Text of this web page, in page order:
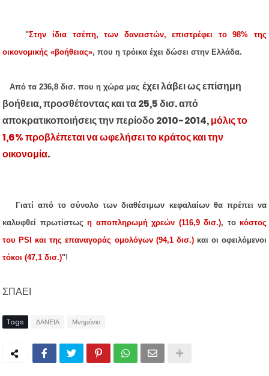
"Στην ίδια τσέπη, των δανειστών, επιστρέφει το 98% της
οικονομικής «βοήθειας», που η τρόικα έχει δώσει στην Ελλάδα.
Από τα 236,8 δισ. που η χώρα μας έχει λάβει ως επίσημη
βοήθεια, προσθέτοντας και τα 25,5 δισ. από
αποκρατικοποιήσεις την περίοδο 2010-2014,μόλις το
1,6% προβλέπεται να ωφελήσει το κράτος και την
οικονομία.
Γιατί από το σύνολο των διαθέσιμων κεφαλαίων θα πρέπει να
καλυφθεί πρωτίστως η αποπληρωμή χρεών (116,9 δισ.), το κόστος
του PSI και της επαναγοράς ομολόγων (94,1 δισ.)και οι οφειλόμενοι
τόκοι (47,1 δισ.)"!
ΣΠΑΕΙ
Tags ΔΑΝΕΙΑ Μνημόνιο